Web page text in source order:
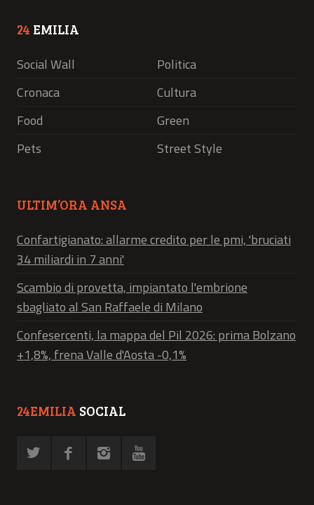
24 EMILIA
Social Wall
Politica
Cronaca
Cultura
Food
Green
Pets
Street Style
ULTIM’ORA ANSA
Confartigianato: allarme credito per le pmi, 'bruciati
34 miliardi in 7 anni'
Scambio di provetta, impiantato l'embrione
sbagliato al San Raffaele di Milano
Confesercenti, la mappa del Pil 2026: prima Bolzano
+1,8%, frena Valle d'Aosta -0,1%
24EMILIA SOCIAL